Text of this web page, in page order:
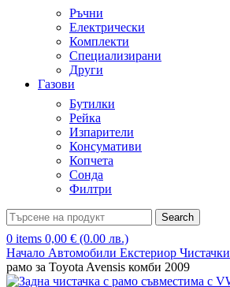
Ръчни
Електрически
Комплекти
Специализирани
Други
Газови
Бутилки
Рейка
Изпарители
Консумативи
Копчета
Сонда
Филтри
Search
0 items 0,00 € (0.00 лв.)
Начало Автомобили Екстериор Чистачки
рамо за Toyota Avensis комби 2009